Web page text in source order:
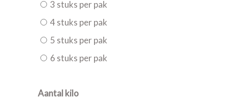
3 stuks per pak
4 stuks per pak
5 stuks per pak
6 stuks per pak
Aantal kilo